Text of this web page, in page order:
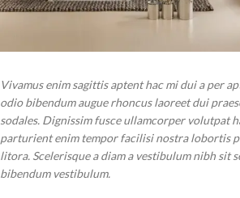
Vivamus enim sagittis aptent hac mi dui a per
odio bibendum augue rhoncus laoreet dui
sodales. Dignissim fusce ullamcorper volutpat
parturient enim tempor facilisi nostra lobortis
litora. Scelerisque a diam a vestibulum nibh sit
bibendum vestibulum.